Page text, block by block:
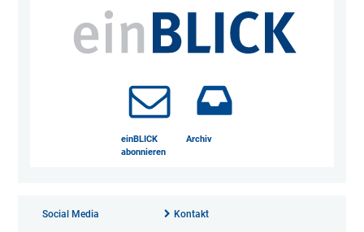
einBLICK
abonnieren
Archiv
Social Media Kontakt